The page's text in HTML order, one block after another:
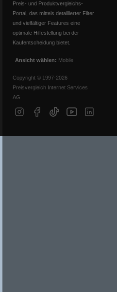
Preis- und Produktvergleichs-
Portal, das mittels detaillierter Filter
und vielfältiger Features eine
optimale Hilfestellung bei der
Kaufentscheidung bietet.
Ansicht wählen: Mobile
Copyright © 1997-2026
Preisvergleich Internet Services
AG